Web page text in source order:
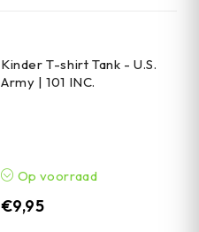
Kinder T-shirt Tank - U.S.
Army | 101 INC.
Op voorraad
€9,95